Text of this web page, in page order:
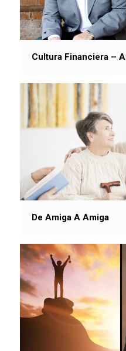
Cultura Financiera –
De Amiga A Amiga